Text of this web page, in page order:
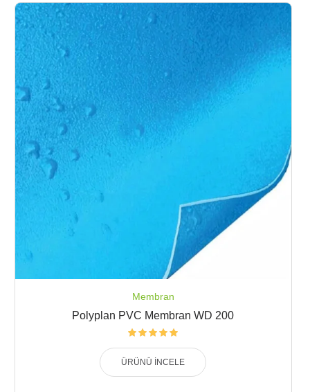
Membran
Polyplan PVC Membran WD 200
ÜRÜNÜ İNCELE